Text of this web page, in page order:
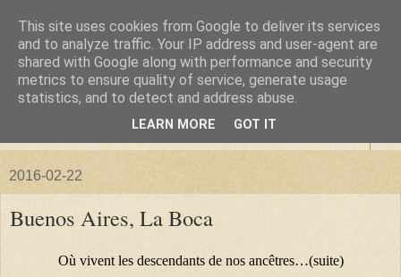
La forêt de Briqueloup
"Nous deviendrons des histoires pour nos enfants"
2016-02-22
Buenos Aires, La Boca
Où vivent les descendants de nos ancêtres…(suite)
This site uses cookies from Google to deliver its services
and to analyze traffic. Your IP address and user-agent are
shared with Google along with performance and security
metrics to ensure quality of service, generate usage
statistics, and to detect and address abuse.
LEARN MORE GOT IT